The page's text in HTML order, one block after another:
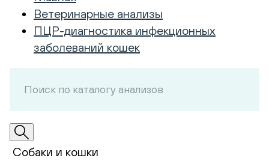
Ветеринарные анализы
ПЦР-диагностика инфекционных
заболеваний кошек
Собаки и кошки